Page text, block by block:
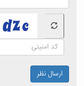
ارسال نظر